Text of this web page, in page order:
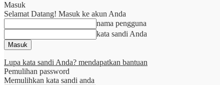
Masuk
Selamat Datang! Masuk ke akun Anda
nama pengguna
kata sandi Anda
Lupa kata sandi Anda? mendapatkan bantuan
Pemulihan password
Memulihkan kata sandi anda